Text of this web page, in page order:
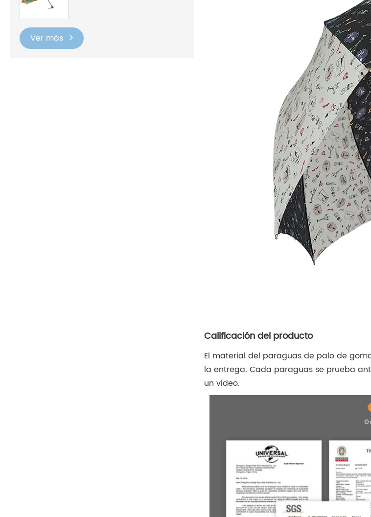
Ver más
Calificación del producto
El material del paraguas de palo de
la entrega. Cada paraguas se prueba
un vídeo.